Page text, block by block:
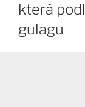
která
gulagu